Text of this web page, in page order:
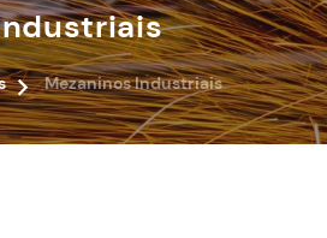
Mezaninos Industriais